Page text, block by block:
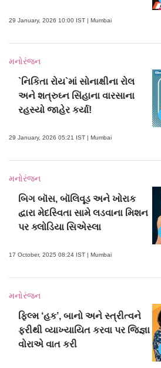
29 January, 2026 10:00 IST | Mumbai
મનોરંજન
`નિકિતા રોય`માં સોનાક્ષીના રોલ
અને શત્રુઘ્ન સિંહાના વારસાના
રહસ્યો જાહેર કર્યા!
29 January, 2026 05:21 IST | Mumbai
મનોરંજન
બિગ બૉસ, બૉલિવૂડ અને ખોરાક
દ્વારા મેદસ્વિતા સામે લડવાના મિશન
પર ક્લોડિયા સિએસ્લા
17 October, 2025 08:24 IST | Mumbai
મનોરંજન
ફિલ્મ ‘હક’, બાનો અને સ્ત્રીત્વને
ફરીથી વ્યાખ્યાયિત કરવા પર જિજ્ઞા
વોરાએ વાત કરી